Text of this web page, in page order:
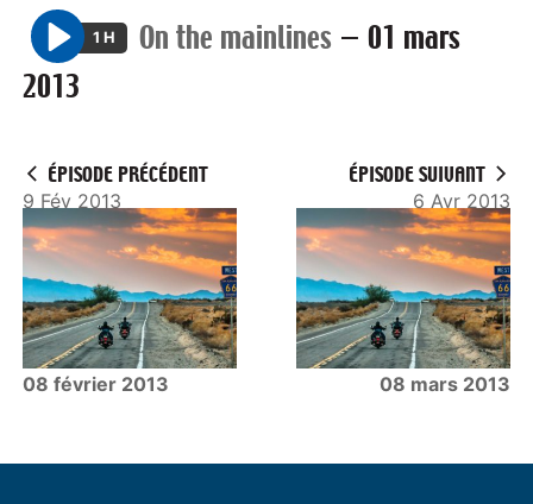
P
l
1 H On the mainlines — 01 mars
2013
ÉPISODE PRÉCÉDENT
9 Fév 2013
08 février 2013
ÉPISODE SUIVANT
6 Avr 2013
08 mars 2013